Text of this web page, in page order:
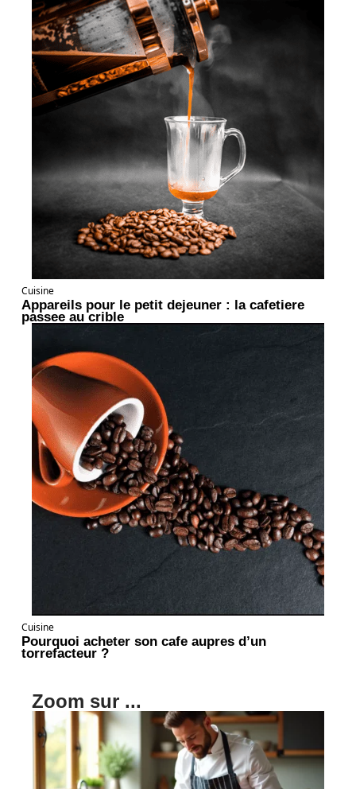
Cuisine
Appareils pour le petit dejeuner : la cafetiere
passee au crible
Cuisine
Pourquoi acheter son cafe aupres d’un
torrefacteur ?
Zoom sur ...